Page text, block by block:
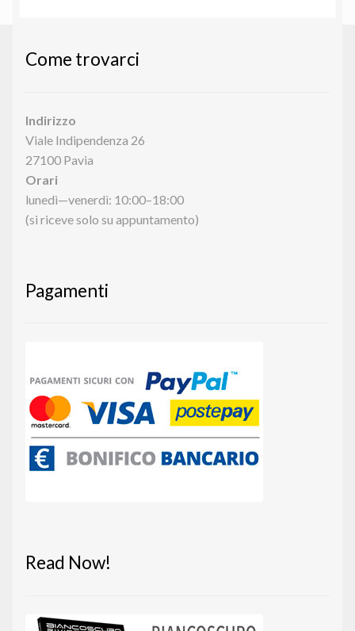
Come trovarci
Indirizzo
Viale Indipendenza 26
27100 Pavia
Orari
lunedì—venerdì: 10:00–18:00
(si riceve solo su appuntamento)
Pagamenti
Read Now!